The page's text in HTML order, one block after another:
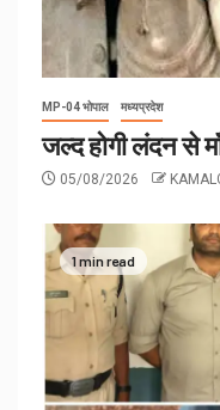
MP-04 भोपाल मध्यप्रदेश
जल्द होगी लंदन से माँ
05/08/2026
1 min read